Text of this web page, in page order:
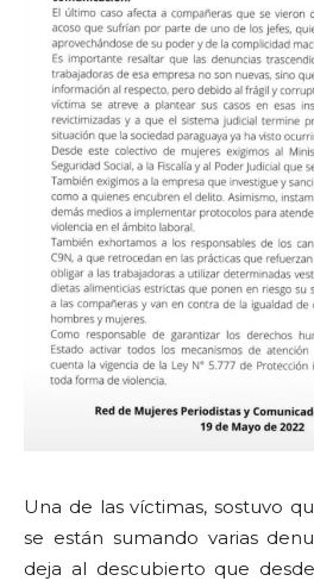
Una de las víctimas, sostuvo
se están sumando varias
deja al descubierto que